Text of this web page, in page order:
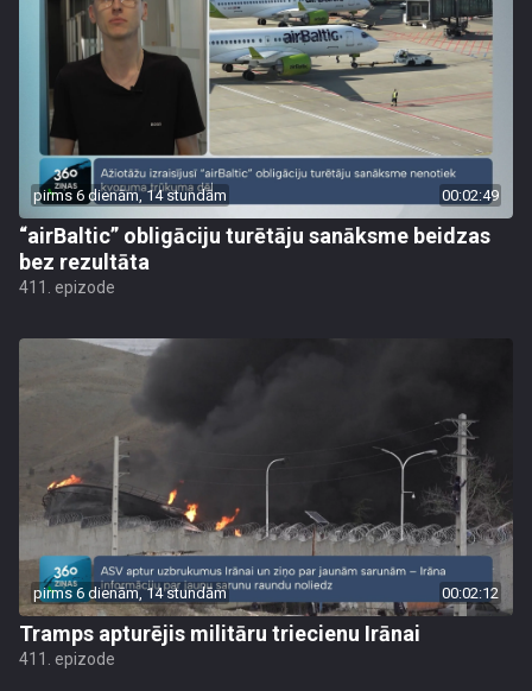
pirms 6 dienām, 14 stundām 00:02:49
“airBaltic” obligāciju turētāju sanāksme beidzas
bez rezultāta
411. epizode
pirms 6 dienām, 14 stundām 00:02:12
Tramps apturējis militāru triecienu Irānai
411. epizode